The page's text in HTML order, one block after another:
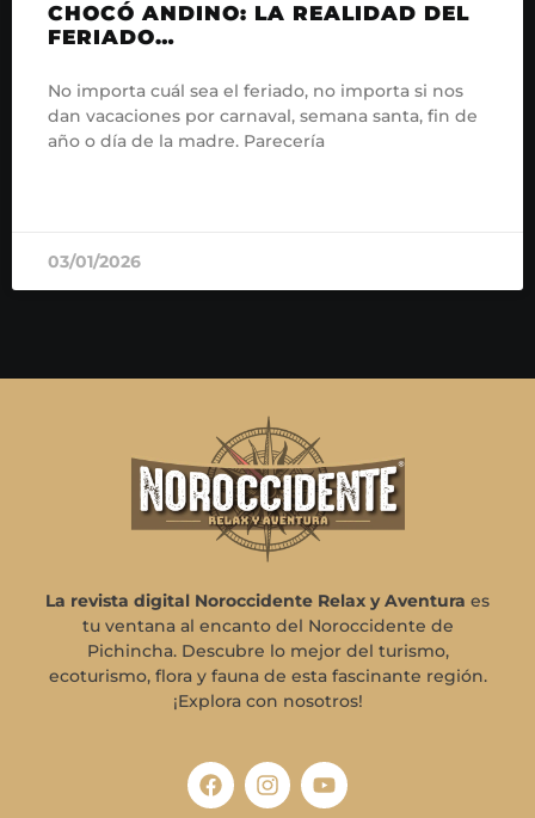
CHOCÓ ANDINO: LA REALIDAD DEL
FERIADO…
No importa cuál sea el feriado, no importa si nos
dan vacaciones por carnaval, semana santa, fin de
año o día de la madre. Parecería
03/01/2026
La revista digital Noroccidente Relax y Aventura es
tu ventana al encanto del Noroccidente de
Pichincha. Descubre lo mejor del turismo,
ecoturismo, flora y fauna de esta fascinante región.
¡Explora con nosotros!